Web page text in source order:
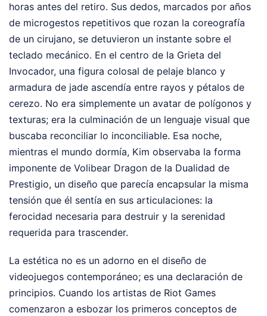
horas antes del retiro. Sus dedos, marcados por años
de microgestos repetitivos que rozan la coreografía
de un cirujano, se detuvieron un instante sobre el
teclado mecánico. En el centro de la Grieta del
Invocador, una figura colosal de pelaje blanco y
armadura de jade ascendía entre rayos y pétalos de
cerezo. No era simplemente un avatar de polígonos y
texturas; era la culminación de un lenguaje visual que
buscaba reconciliar lo inconciliable. Esa noche,
mientras el mundo dormía, Kim observaba la forma
imponente de Volibear Dragon de la Dualidad de
Prestigio, un diseño que parecía encapsular la misma
tensión que él sentía en sus articulaciones: la
ferocidad necesaria para destruir y la serenidad
requerida para trascender.
La estética no es un adorno en el diseño de
videojuegos contemporáneo; es una declaración de
principios. Cuando los artistas de Riot Games
comenzaron a esbozar los primeros conceptos de